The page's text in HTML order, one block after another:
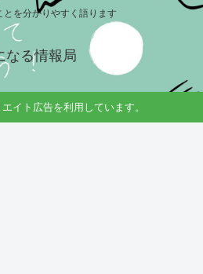
とを分かりやすく語ります
なる情報局
イト広告を利用しています。